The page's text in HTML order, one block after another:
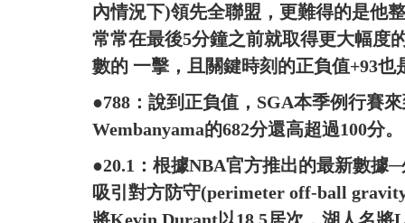
內情況下)領先全聯盟，更難得的是他
常常在最後5分鐘之前就取得更大幅度
數的 一擊，且關鍵時刻的正負值+93也
●788：說到正負值，SGA本季例行賽
Wembanyama的682分還高超過100分。
●20.1：根據NBA官方推出的最新數據
吸引對方防守(perimeter off-ball
將Kevin Durant以18.5居次，湖人名將